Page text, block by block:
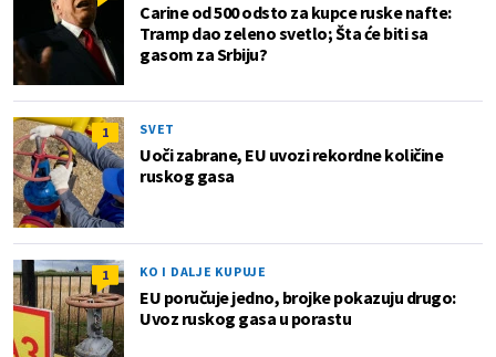
Carine od 500 odsto za kupce ruske nafte:
Tramp dao zeleno svetlo; Šta će biti sa
gasom za Srbiju?
1 SVET
Uoči zabrane, EU uvozi rekordne količine
ruskog gasa
1 KO I DALJE KUPUJE
EU poručuje jedno, brojke pokazuju drugo:
Uvoz ruskog gasa u porastu